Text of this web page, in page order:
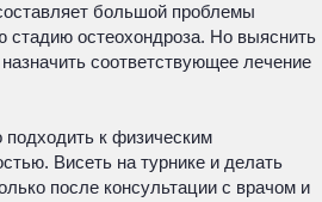
большой проблемы
стадию остеохондроза. Но выяснить
соответствующее лечение
к физическим
Висеть на турнике и делать
после консультации с врачом и